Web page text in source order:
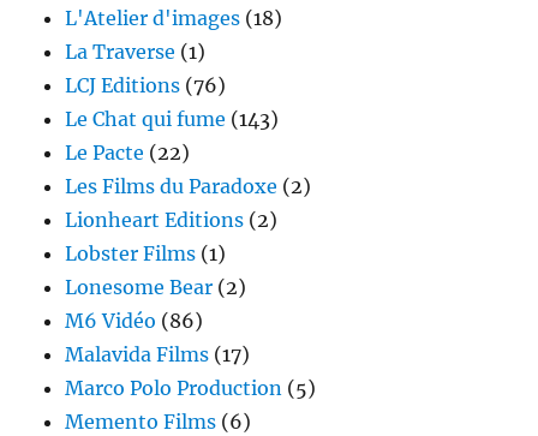
L'Atelier d'images (18)
La Traverse (1)
LCJ Editions (76)
Le Chat qui fume (143)
Le Pacte (22)
Les Films du Paradoxe (2)
Lionheart Editions (2)
Lobster Films (1)
Lonesome Bear (2)
M6 Vidéo (86)
Malavida Films (17)
Marco Polo Production (5)
Memento Films (6)